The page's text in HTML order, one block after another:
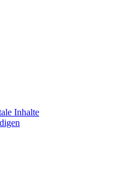
Inhalte